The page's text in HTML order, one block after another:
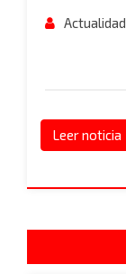
Actualidad
Leer noticia